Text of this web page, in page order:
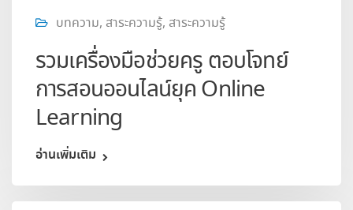
บทความ, สาระความรู้, สาระความรู้
รวมเครื่องมือช่วยครู ตอบโจทย์
การสอนออนไลน์ยุค Online
Learning
อ่านเพิ่มเติม